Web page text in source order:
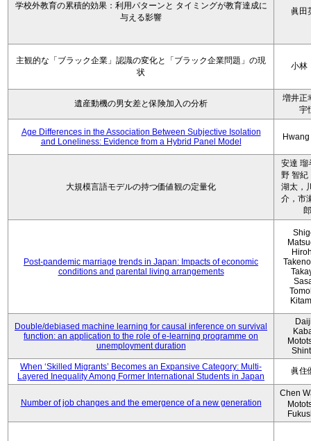
学校外教育の累積的効果：利用パターンと タイミングが教育達成に
与える影響
眞田
主観的な「ブラック企業」認識の変化と「ブラック企業問題」の現
状
小
遺産動機の男女差と保険加入の分析
増井正
宇
Age Differences in the Association Between Subjective Isolation
and Loneliness: Evidence from a Hybrid Panel Model
大規模言語モデルの持つ価値観の定量化
安達 瑠
野 智紀
湖太，
介，市
郎
Post-pandemic marriage trends in Japan: Impacts of economic
conditions and parental living arrangements
Double/debiased machine learning for causal inference on survival
function: an application to the role of e-learning programme on
unemployment duration
When ‘Skilled Migrants’ Becomes an Expansive Category: Multi-
Layered Inequality Among Former International Students in Japan
眞住
Number of job changes and the emergence of a new generation
Chen